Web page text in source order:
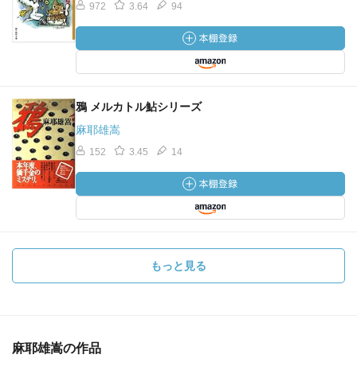
972 3.64 94
鴉 メルカトル鮎シリーズ
麻耶雄嵩
152 3.45 14
もっと見る
麻耶雄嵩の作品